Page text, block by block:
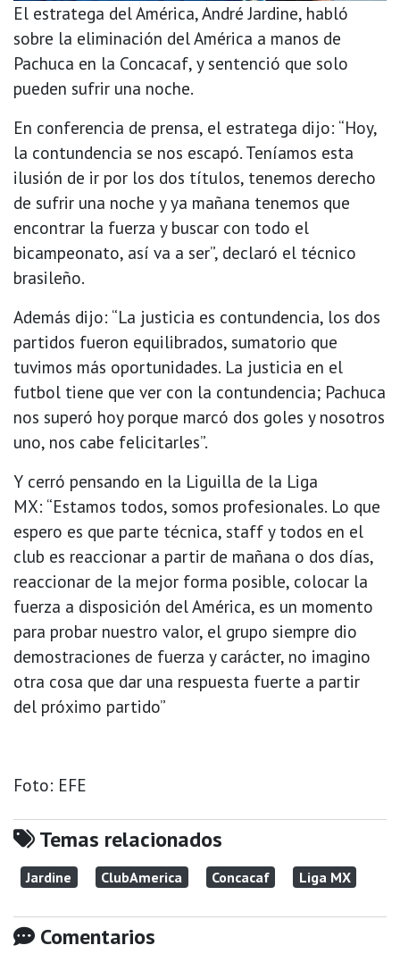
El estratega del América, André Jardine, habló
sobre la eliminación del América a manos de
Pachuca en la Concacaf, y sentenció que solo
pueden sufrir una noche.
En conferencia de prensa, el estratega dijo: “Hoy,
la contundencia se nos escapó. Teníamos esta
ilusión de ir por los dos títulos, tenemos derecho
de sufrir una noche y ya mañana tenemos que
encontrar la fuerza y buscar con todo el
bicampeonato, así va a ser”, declaró el técnico
brasileño.
Además dijo: “La justicia es contundencia, los dos
partidos fueron equilibrados, sumatorio que
tuvimos más oportunidades. La justicia en el
futbol tiene que ver con la contundencia; Pachuca
nos superó hoy porque marcó dos goles y nosotros
uno, nos cabe felicitarles”.
Y cerró pensando en la Liguilla de la Liga
MX: “Estamos todos, somos profesionales. Lo que
espero es que parte técnica, staff y todos en el
club es reaccionar a partir de mañana o dos días,
reaccionar de la mejor forma posible, colocar la
fuerza a disposición del América, es un momento
para probar nuestro valor, el grupo siempre dio
demostraciones de fuerza y carácter, no imagino
otra cosa que dar una respuesta fuerte a partir
del próximo partido”
Foto: EFE
Temas relacionados
Jardine ClubAmerica Concacaf Liga MX
Comentarios